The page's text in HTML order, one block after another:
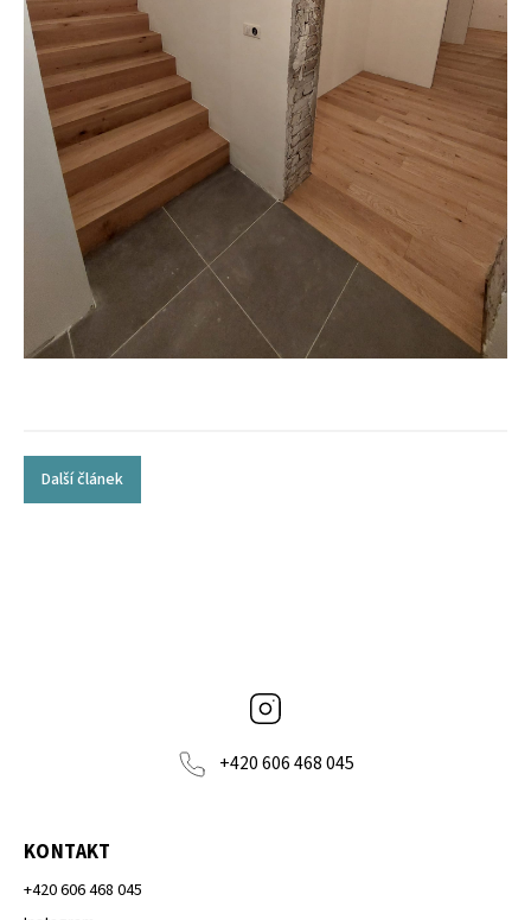
Další článek
+420 606 468 045
KONTAKT
+420 606 468 045